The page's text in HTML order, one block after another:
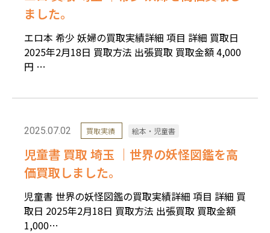
ました。
エロ本 希少 妖婦の買取実績詳細 項目 詳細 買取日
2025年2月18日 買取方法 出張買取 買取金額 4,000
円 …
2025.07.02 買取実績 絵本・児童書
児童書 買取 埼玉 ｜世界の妖怪図鑑を高
価買取しました。
児童書 世界の妖怪図鑑の買取実績詳細 項目 詳細 買
取日 2025年2月18日 買取方法 出張買取 買取金額
1,000…